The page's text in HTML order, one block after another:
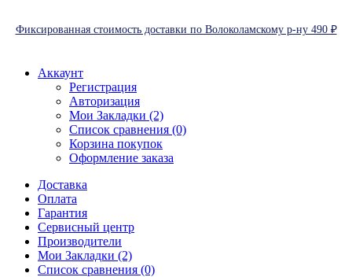
Фиксированная стоимость доставки по Волоколамскому р-ну 490 ₽
Аккаунт
Регистрация
Авторизация
Мои Закладки (2)
Список сравнения (0)
Корзина покупок
Оформление заказа
Доставка
Оплата
Гарантия
Сервисный центр
Производители
Мои Закладки (2)
Список сравнения (0)